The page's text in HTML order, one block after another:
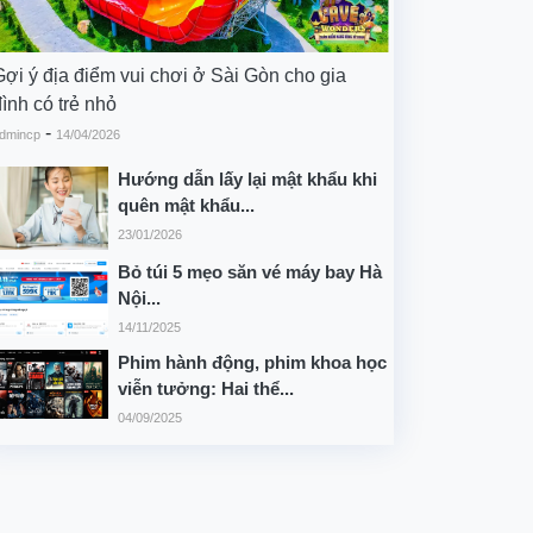
ý địa điểm vui chơi ở Sài Gòn cho gia
có trẻ nhỏ
- 14/04/2026
Hướng dẫn lấy lại mật khẩu khi
quên mật khẩu...
23/01/2026
Bỏ túi 5 mẹo săn vé máy bay Hà
Nội...
14/11/2025
Phim hành động, phim khoa học
viễn tưởng: Hai thể...
04/09/2025